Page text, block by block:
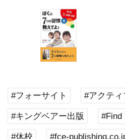
#フォーサイト #アクテ
#キングベアー出版 #Find
#休校 #fce-